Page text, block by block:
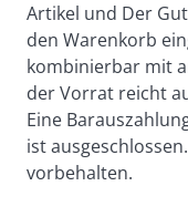
Artikel und Der
den Warenkorb
kombinierbar mit
der Vorrat reicht
Eine
ist
vorbehalten.